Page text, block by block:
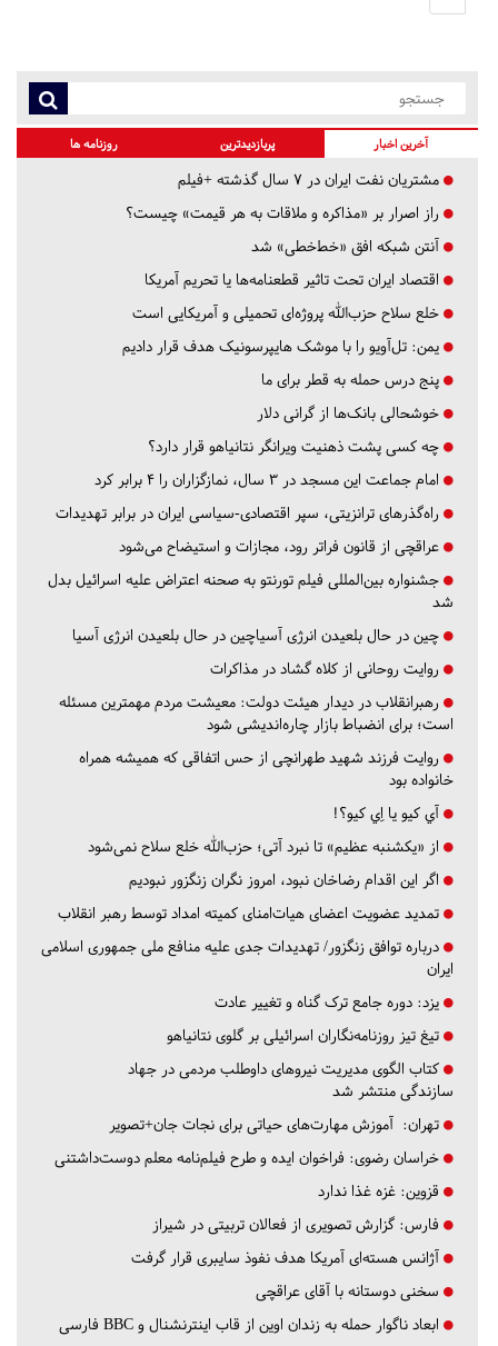
آخرین اخبار پربازدیدترین روزنامه ها
مشتریان نفت ایران در ۷ سال گذشته +فیلم
راز اصرار بر «مذاکره و ملاقات به هر قیمت» چیست؟
آنتن شبکه افق «خط‌خطی» شد
اقتصاد ایران تحت تاثیر قطعنامه‌ها یا تحریم‌ آمریکا
خلع سلاح حزب‌الله پروژه‌ای تحمیلی و آمریکایی است
یمن: تل‌آویو را با موشک هایپرسونیک هدف قرار دادیم
پنج درس‌ حمله به قطر برای ما
خوشحالی بانک‌ها از گرانی دلار
چه کسی پشت ذهنیت ویرانگر نتانیاهو قرار دارد؟
امام جماعت این مسجد در ۳ سال، نمازگزاران را ۴ برابر کرد
راه‌گذرهای ترانزیتی، سپر اقتصادی-سیاسی ایران در برابر تهدیدات
عراقچی از قانون فراتر رود، مجازات و استیضاح می‌شود
جشنواره بین‌المللی فیلم تورنتو به صحنه اعتراض علیه اسرائیل بدل
شد
چین در حال بلعیدن انرژی آسیاچین در حال بلعیدن انرژی آسیا
روایت روحانی از کلاه گشاد در مذاکرات
رهبرانقلاب در دیدار هیئت دولت: معیشت مردم مهمترین مسئله
است؛ برای انضباط بازار چاره‌اندیشی شود
روایت فرزند شهید طهرانچی از حس اتفاقی که همیشه همراه
خانواده بود
آي كيو يا اِي كيو؟!
از «یکشنبه عظیم» تا نبرد آتی؛ حزب‌الله خلع سلاح نمی‌شود
اگر این اقدام رضاخان نبود، امروز نگران زنگزور نبودیم
تمدید عضویت اعضای هیات‌امنای کمیته امداد توسط رهبر انقلاب
درباره توافق زنگزور/ تهدیدات جدی علیه منافع ملی جمهوری اسلامی
ایران
یزد: دوره جامع ترک گناه و تغییر عادت
تیغ تیز روزنامه‌نگاران اسرائیلی بر گلوی نتانیاهو
کتاب الگوی مدیریت نیروهای داوطلب مردمی در جهاد
سازندگی منتشر شد
تهران: آموزش مهارت‌های حیاتی برای نجات جان+تصویر
خراسان رضوی: فراخوان ایده و طرح فیلم‌نامه معلم دوست‌داشتنی
قزوین: غزه غذا ندارد
فارس: گزارش تصویری از فعالان تربیتی در شیراز
آژانس هسته‌ای آمریکا هدف نفوذ سایبری قرار گرفت
سخنی دوستانه با آقای عراقچی
ابعاد ناگوار حمله به زندان اوین از قاب اینترنشنال و BBC فارسی